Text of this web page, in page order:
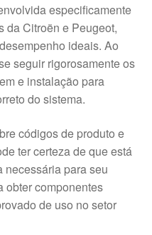
especificamente
da Citroën e Peugeot,
ideais. Ao
seguir rigorosamente os
e instalação para
do sistema.
códigos de produto e
ter certeza de que está
necessária para seu
obter componentes
de uso no setor